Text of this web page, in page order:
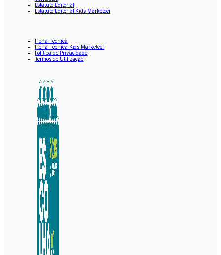
Estatuto Editorial
Estatuto Editorial Kids Marketeer
Ficha Técnica
Ficha Técnica Kids Marketeer
Política de Privacidade
Termos de Utilização